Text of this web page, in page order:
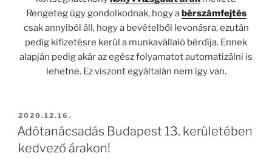
Rengeteg úgy gondolkodnak, hogy abérszámfejtés
csak annyiból áll, hogy a bevételből levonásra, ezután
pedig kifizetésre kerül a munkavállaló bérdíja. Ennek
alapján pedig akár az egész folyamatot automatizálni is
lehetne. Ez viszont egyáltalán nem így van.
BEKÜLDVE:
2020.12.16.
Adótanácsadás Budapest 13. kerületében
kedvező árakon!